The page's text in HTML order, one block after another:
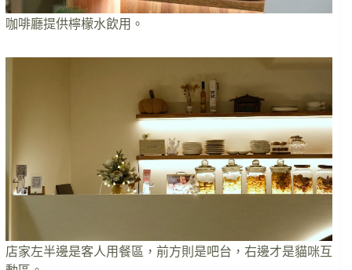
咖啡廳提供檸檬水飲用。
店家左半邊是客人用餐區，前方則是吧台，右邊才是貓咪互